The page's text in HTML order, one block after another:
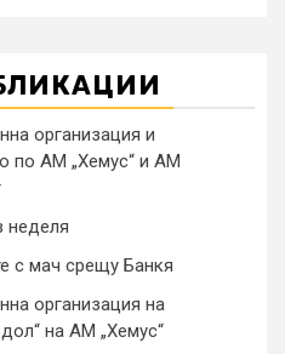
организация и
по АМ „Хемус“ и АМ
неделя
с мач срещу Банкя
организация на
на АМ „Хемус“